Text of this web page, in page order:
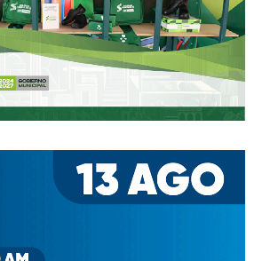
hay banquetas que son
hay ciclovías intransitables, hay
porque los conductores no siguen el
bajemos todos la velocidad… en
la carrera, todos la van perdiendo |